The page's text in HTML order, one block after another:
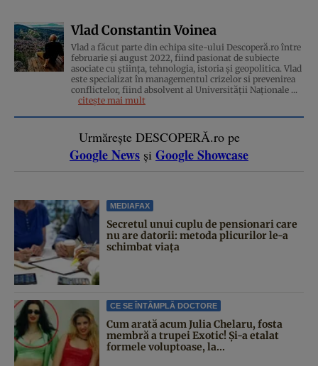
Vlad Constantin Voinea
Vlad a făcut parte din echipa site-ului Descoperă.ro între
februarie și august 2022, fiind pasionat de subiecte
asociate cu știința, tehnologia, istoria și geopolitica. Vlad
este specializat în managementul crizelor si prevenirea
conflictelor, fiind absolvent al Universității Naționale ...
citește mai mult
Urmărește DESCOPERĂ.ro pe
Google News și Google Showcase
MEDIAFAX
Secretul unui cuplu de pensionari care
nu are datorii: metoda plicurilor le-a
schimbat viața
CE SE ÎNTÂMPLĂ DOCTORE
Cum arată acum Julia Chelaru, fosta
membră a trupei Exotic! Și-a etalat
formele voluptoase, la...